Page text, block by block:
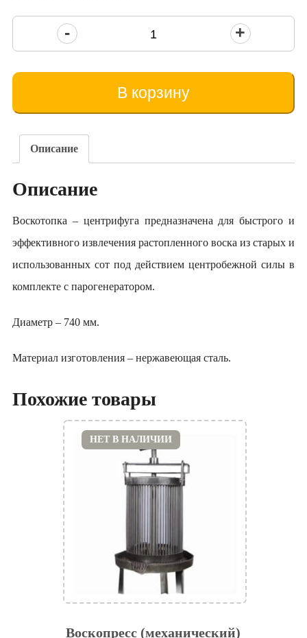
Количество
товара
Topitor
-
AVV-
В корзину
Описание
Описание
Воскотопка – центрифуга предназначена для быстрого и
эффективного извлечения растопленного воска из старых и
использованных сот под действием центробежной силы в
комплекте с парогенератором.
Диаметр – 740 мм.
Материал изготовления – нержавеющая сталь.
Похожие товары
Воскопресс (механический)
НЕТ В НАЛИЧИИ